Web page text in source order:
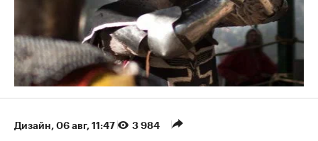
Дизайн⁠, 06 авг, 11:47 3 984